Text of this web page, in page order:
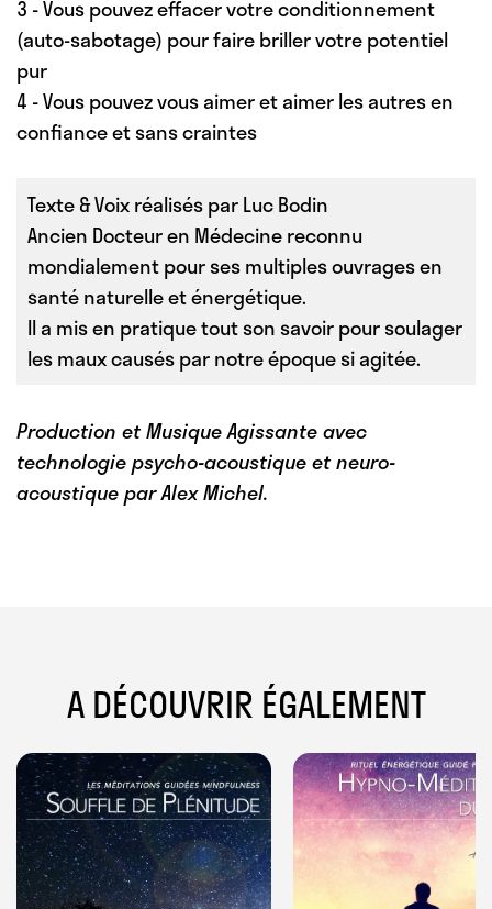
3 - Vous pouvez effacer votre conditionnement
(auto-sabotage) pour faire briller votre potentiel
pur
4 - Vous pouvez vous aimer et aimer les autres en
confiance et sans craintes
Texte & Voix réalisés par Luc Bodin
Ancien Docteur en Médecine reconnu
mondialement pour ses multiples ouvrages en
santé naturelle et énergétique.
Il a mis en pratique tout son savoir pour soulager
les maux causés par notre époque si agitée.
Production et Musique Agissante avec
technologie psycho-acoustique et neuro-
acoustique par Alex Michel.
A DÉCOUVRIR ÉGALEMENT